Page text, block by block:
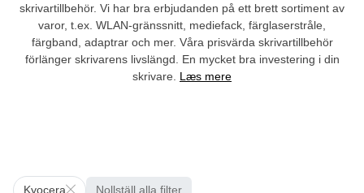
skrivartillbehör. Vi har bra erbjudanden på ett brett sortiment av
varor, t.ex. WLAN-gränssnitt, mediefack, färglaserstråle,
färgband, adaptrar och mer. Våra prisvärda skrivartillbehör
förlänger skrivarens livslängd. En mycket bra investering i din
skrivare. Læs mere
Kyocera Nollställ alla filter